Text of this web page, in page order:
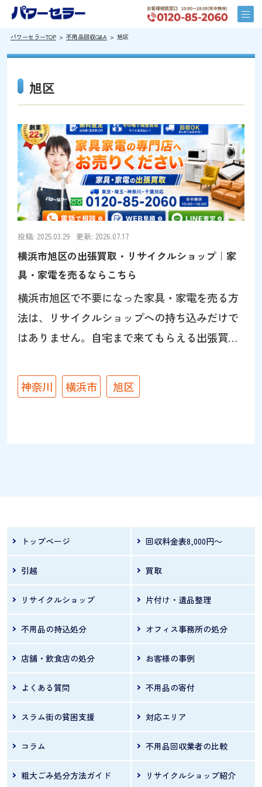
パワーセラーTOP 不用品回収Q&A 旭区
旭区
投稿: 2025.03.29 更新: 2026.07.17
横浜市旭区の出張買取・リサイクルショップ｜家
具・家電を売るならこちら
横浜市旭区で不要になった家具・家電を売る方
法は、リサイクルショップへの持ち込みだけで
はありません。自宅まで来てもらえる出張買取
び出す手間なく査定できます。鶴ヶ峰・二俣
川・希望が丘エリアの店舗情報もあわせて紹介
具・家電に特化した300坪の大型リサイクルシ
ョップを運営しているため、大型品の査定にも
強く、事前に写真で相談できるサービスも利用
できます。 パワーセラーの拠点は埼玉県朝
神奈川 横浜市 旭区
トップページ 回収料金表8,000円～
引越 買取
リサイクルショップ 片付け・遺品整理
不用品の持込処分 オフィス事務所の処分
店舗・飲食店の処分 お客様の事例
よくある質問 不用品の寄付
スラム街の貧困支援 対応エリア
コラム 不用品回収業者の比較
粗大ごみ処分方法ガイド リサイクルショップ紹介